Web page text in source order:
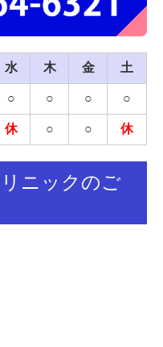
います。
な状況にありますが、
選択できるようにな
やすくなります。
願いいたします。
体制有しております。
活用して診療を行って
水 木 金 土
○ ○ ○ ○
休 ○ ○ 休
ニックのご